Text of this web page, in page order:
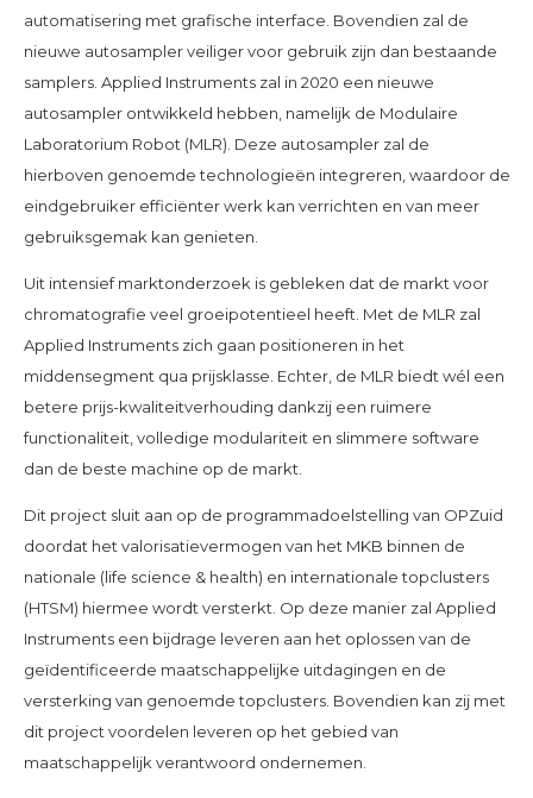
automatisering met grafische interface. Bovendien zal de
nieuwe autosampler veiliger voor gebruik zijn dan bestaande
samplers. Applied Instruments zal in 2020 een nieuwe
autosampler ontwikkeld hebben, namelijk de Modulaire
Laboratorium Robot (MLR). Deze autosampler zal de
hierboven genoemde technologieën integreren, waardoor de
eindgebruiker efficiënter werk kan verrichten en van meer
gebruiksgemak kan genieten.
Uit intensief marktonderzoek is gebleken dat de markt voor
chromatografie veel groeipotentieel heeft. Met de MLR zal
Applied Instruments zich gaan positioneren in het
middensegment qua prijsklasse. Echter, de MLR biedt wél een
betere prijs-kwaliteitverhouding dankzij een ruimere
functionaliteit, volledige modulariteit en slimmere software
dan de beste machine op de markt.
Dit project sluit aan op de programmadoelstelling van OPZuid
doordat het valorisatievermogen van het MKB binnen de
nationale (life science & health) en internationale topclusters
(HTSM) hiermee wordt versterkt. Op deze manier zal Applied
Instruments een bijdrage leveren aan het oplossen van de
geïdentificeerde maatschappelijke uitdagingen en de
versterking van genoemde topclusters. Bovendien kan zij met
dit project voordelen leveren op het gebied van
maatschappelijk verantwoord ondernemen.